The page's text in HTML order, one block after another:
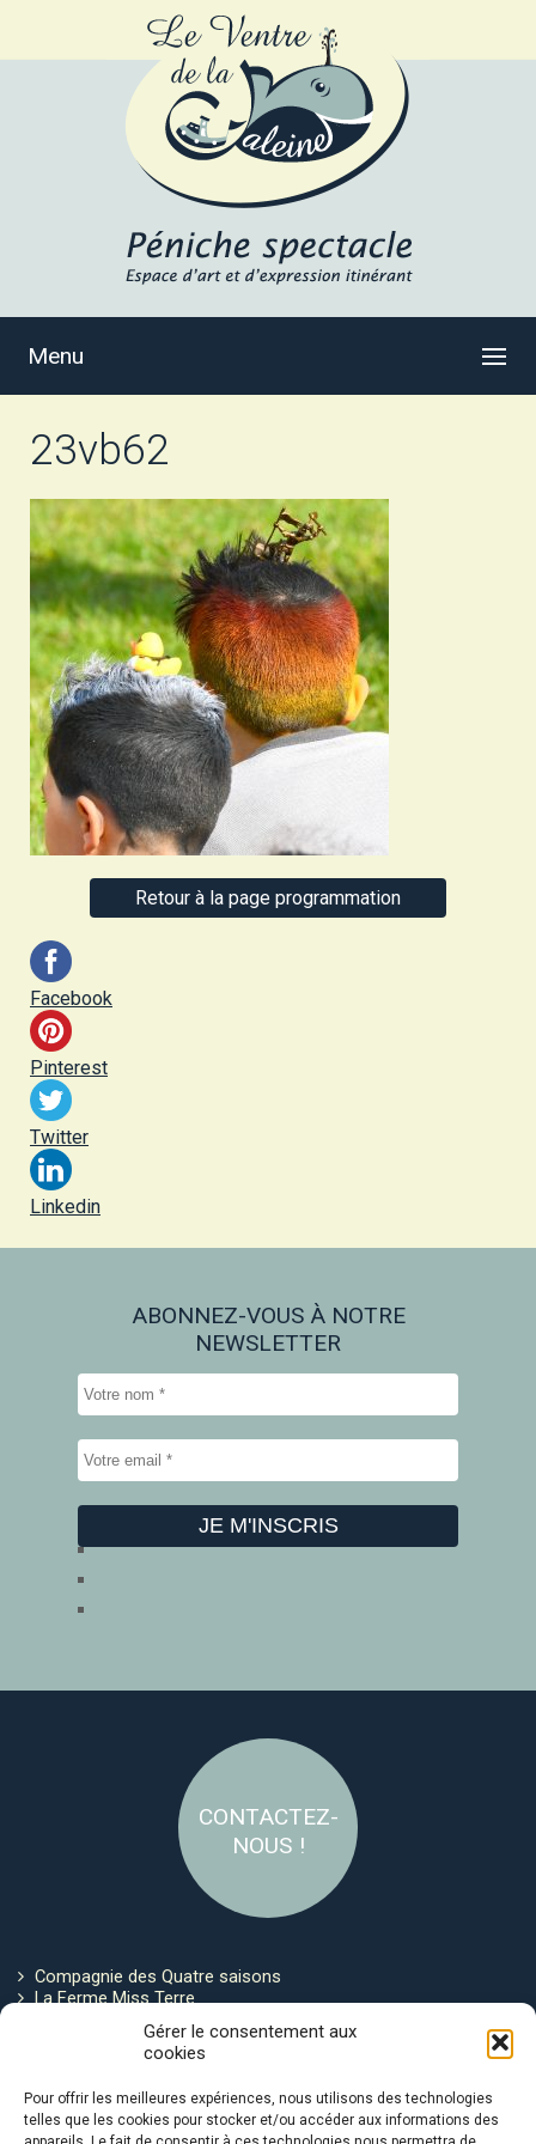
Gérer le consentement aux
cookies
Pour offrir les meilleures expériences, nous utilisons des technologies
telles que les cookies pour stocker et/ou accéder aux informations des
Menu
23vb62
Retour à la page programmation
Facebook
Pinterest
Twitter
Linkedin
ABONNEZ-VOUS À NOTRE
NEWSLETTER
CONTACTEZ-
NOUS !
Compagnie des Quatre saisons
La Ferme Miss Terre
Politique de cookies